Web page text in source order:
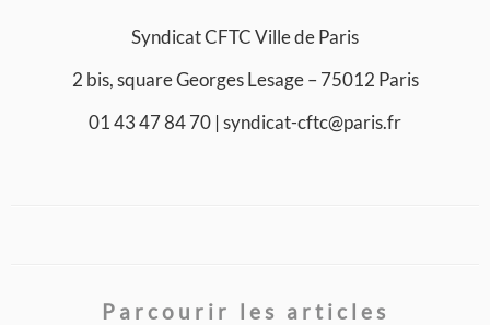
Syndicat CFTC Ville de Paris
2 bis, square Georges Lesage – 75012 Paris
01 43 47 84 70 | syndicat-cftc@paris.fr
Parcourir les articles